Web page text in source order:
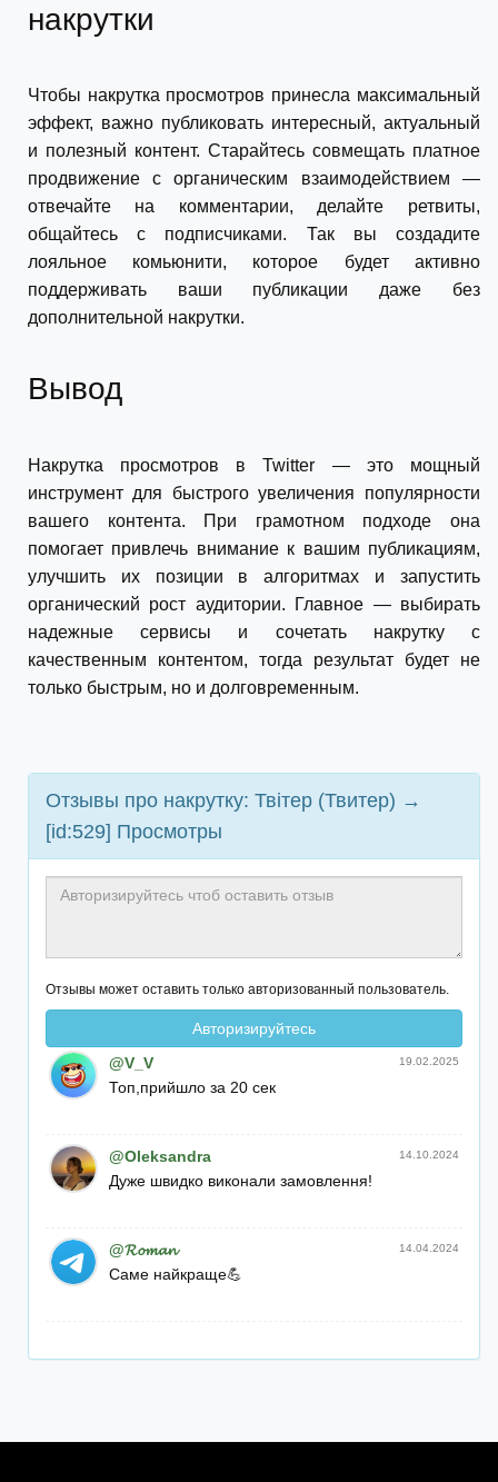
накрутки
Чтобы накрутка просмотров принесла максимальный
эффект, важно публиковать интересный, актуальный
и полезный контент. Старайтесь совмещать платное
продвижение с органическим взаимодействием —
отвечайте на комментарии, делайте ретвиты,
общайтесь с подписчиками. Так вы создадите
лояльное комьюнити, которое будет активно
поддерживать ваши публикации даже без
дополнительной накрутки.
Вывод
Накрутка просмотров в Twitter — это мощный
инструмент для быстрого увеличения популярности
вашего контента. При грамотном подходе она
помогает привлечь внимание к вашим публикациям,
улучшить их позиции в алгоритмах и запустить
органический рост аудитории. Главное — выбирать
надежные сервисы и сочетать накрутку с
качественным контентом, тогда результат будет не
только быстрым, но и долговременным.
Отзывы про накрутку: Твітер (Твитер) →
[id:529] Просмотры
Отзывы может оставить только авторизованный пользователь.
Авторизируйтесь
19.02.2025
@V_V
Топ,прийшло за 20 сек
14.10.2024
@Oleksandra
Дуже швидко виконали замовлення!
14.04.2024
@𝓡𝓸𝓶𝓪𝓷
Саме найкраще💪